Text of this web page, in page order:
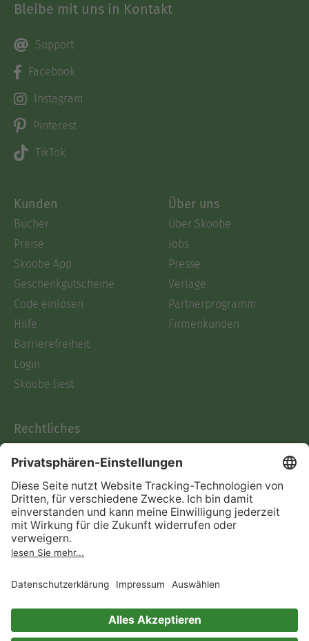
Bleibe mit uns in Kontakt
Support
Facebook
Instagram
Pinterest
TikTok
Kunden
Bücher
Preise
Skoobe App
Geschenkgutscheine
Code einlösen
Hilfe
Barrierefreiheit
Login
Skoobe liest
Über uns
Über Skoobe
Jobs
Presse
Verlage
Partnerprogramm
Firmenkunden
Rechtliches
AGB
Informationen nach Data
Act
Verträge hier kündigen
Impressum
Immer ein gutes Buch